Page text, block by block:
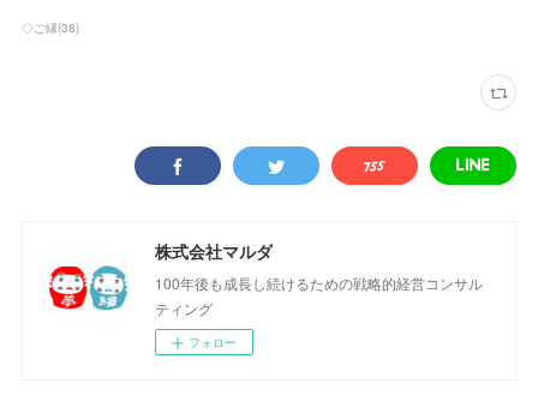
◇ご縁(38)
株式会社マルダ
100年後も成長し続けるための戦略的経営コンサル
ティング
フォロー